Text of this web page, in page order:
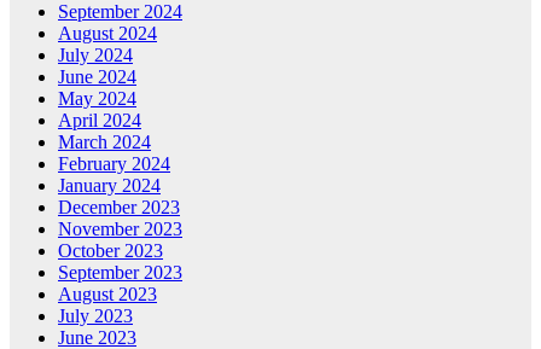
September 2024
August 2024
July 2024
June 2024
May 2024
April 2024
March 2024
February 2024
January 2024
December 2023
November 2023
October 2023
September 2023
August 2023
July 2023
June 2023